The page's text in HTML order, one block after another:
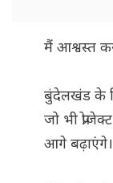
मैं आश्वस्त
बुंदेलखंड के
जो भी
आगे बढ़ाएंगे।